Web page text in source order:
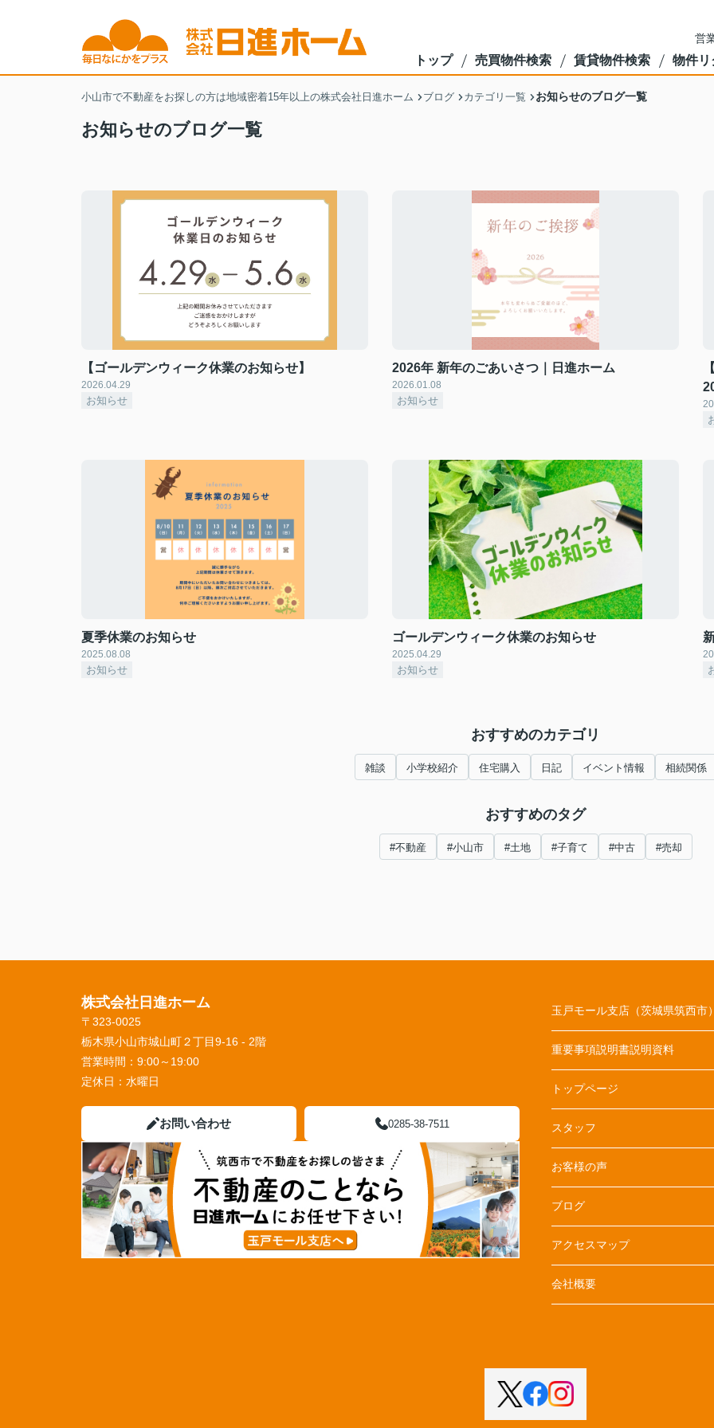
営
トップ 売買物件検索 賃貸物件検索 物件リ
小山市で不動産をお探しの方は地域密着15年以上の株式会社日進ホーム ブログ カテゴリ一覧 お知らせのブログ一覧
お知らせのブログ一覧
【ゴールデンウィーク休業のお知らせ】
2026.04.29
お知らせ
2026年 新年のごあいさつ｜日進ホーム
2026.01.08
お知らせ
夏季休業のお知らせ
2025.08.08
お知らせ
ゴールデンウィーク休業のお知らせ
2025.04.29
お知らせ
おすすめのカテゴリ
雑談 小学校紹介 住宅購入 日記 イベント情報 相続関係
おすすめのタグ
#不動産 #小山市 #土地 #子育て #中古 #売却
株式会社日進ホーム
〒323-0025
栃木県小山市城山町２丁目9-16 - 2階
営業時間： 9:00～19:00
定休日： 水曜日
お問い合わせ 0285-38-7511
玉戸モール支店（茨城県筑西市
重要事項説明書説明資料
トップページ
スタッフ
お客様の声
ブログ
アクセスマップ
会社概要